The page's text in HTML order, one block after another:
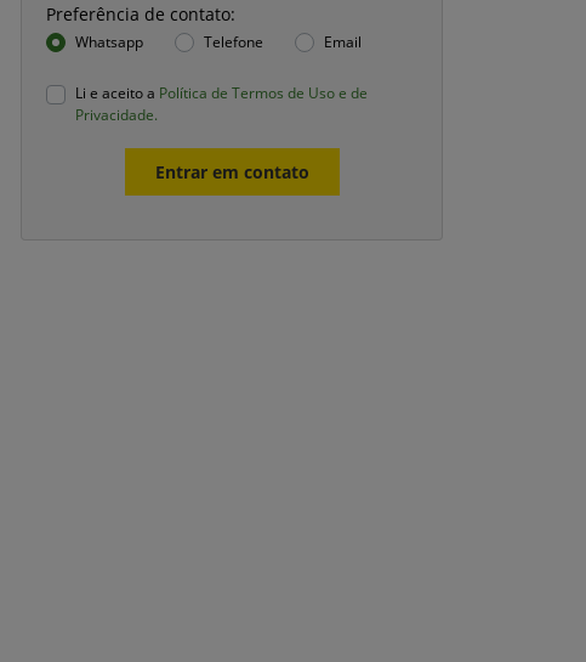
Preferência de contato:
Whatsapp Telefone Email
Li e aceito a Política de Termos de Uso e de
Privacidade.
Entrar em contato